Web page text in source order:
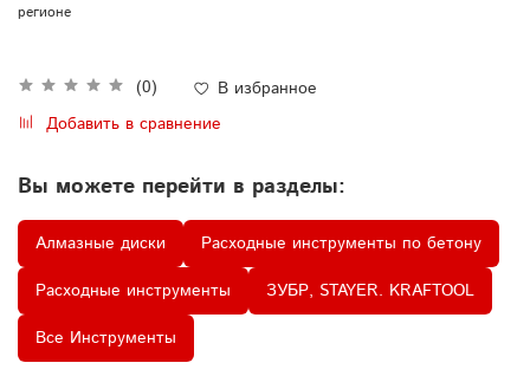
(0)
В избранное
Добавить в сравнение
регионе
Вы можете перейти в разделы:
Алмазные диски
Расходные инструменты по бетону
Расходные инструменты
ЗУБР, STAYER. KRAFTOOL
Все Инструменты